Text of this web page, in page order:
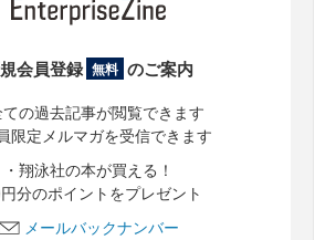
会員登録 無料 のご案内
ての過去記事が閲覧できます
限定メルマガを受信できます
・翔泳社の本が買える！
分のポイントをプレゼント
メールバックナンバー